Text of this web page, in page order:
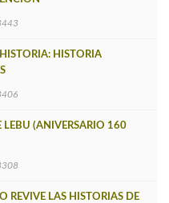
HISTORIA
LEBU (ANIVERSARIO 160
REVIVE LAS HISTORIAS DE